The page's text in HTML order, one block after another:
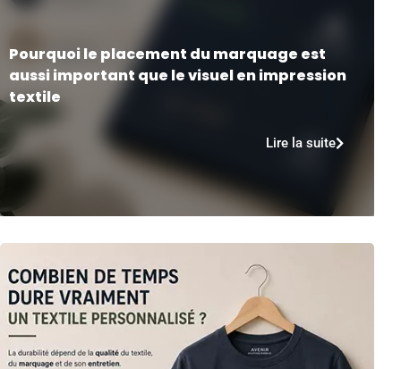
Pourquoi le placement du marquage est
aussi important que le visuel en impression
textile
Lire la suite